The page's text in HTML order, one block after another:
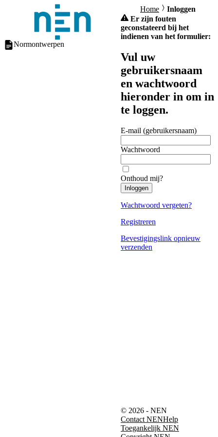
Normontwerpen
Home
Inloggen
Er zijn fouten
geconstateerd bij het
indienen van het formulier:
Vul uw
gebruikersnaam
en wachtwoord
hieronder in om in
te loggen.
E-mail (gebruikersnaam)
Wachtwoord
Onthoud mij?
Inloggen
Wachtwoord vergeten?
Registreren
Bevestigingslink opnieuw
verzenden
© 2026 - NEN
Contact NENHelp
Toegankelijk NEN